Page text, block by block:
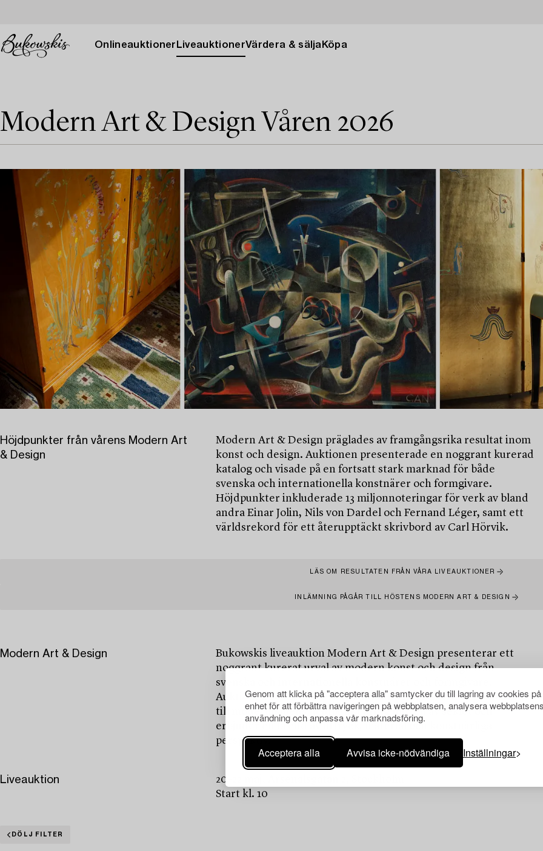
Genom att klicka på "acceptera alla" samtycker du till lagring av cookies
enhet för att förbättra navigeringen på webbplatsen, analysera webbplatsens
användning och anpassa vår marknadsföring.
Acceptera alla Avvisa icke-nödvändiga Inställningar
Onlineauktioner LiveauktionerVärdera & sälja Köpa
Modern Art & Design Våren 2026
Höjdpunkter från vårens Modern Art
& Design
Modern Art & Design präglades av framgångsrika resultat inom
konst och design. Auktionen presenterade en noggrant kurerad
katalog och visade på en fortsatt stark marknad för både
svenska och internationella konstnärer och formgivare.
Höjdpunkter inkluderade 13 miljonnoteringar för verk av bland
andra Einar Jolin, Nils von Dardel och Fernand Léger, samt ett
världsrekord för ett återupptäckt skrivbord av Carl Hörvik.
LÄS OM RESULTATEN FRÅN VÅRA LIVEAUKTIONER
INLÄMNING PÅGÅR TILL HÖSTENS MODERN ART & DESIGN
Modern Art & Design
Bukowskis liveauktion Modern Art & Design presenterar ett
noggrant kurerat urval av modern konst och design från
svenska och internationella konstnärer och formgivare.
Auktionen omfattar verk från det tidiga 1900-talets genombrott
till modernismens höjdpunkt kring mitten av seklet och
erbjuder en bredd av uttryck, material och konstnärliga
perspektiv.
Liveauktion
20–22 maj, Arsenalsgatan 2, Stockholm
Start kl. 10
DÖLJ FILTER